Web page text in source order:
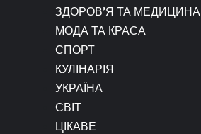
ЗДОРОВ’Я ТА МЕДИЦИНА
МОДА ТА КРАСА
СПОРТ
КУЛІНАРІЯ
УКРАЇНА
СВІТ
ЦІКАВЕ